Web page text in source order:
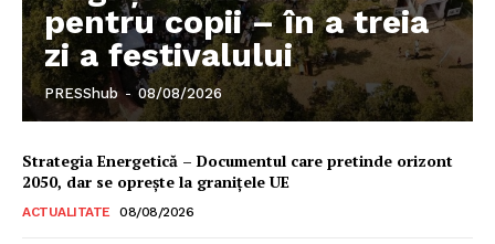
pentru copii – în a treia
zi a festivalului
PRESShub - 08/08/2026
Strategia Energetică – Documentul care pretinde orizont
2050, dar se oprește la granițele UE
ACTUALITATE 08/08/2026